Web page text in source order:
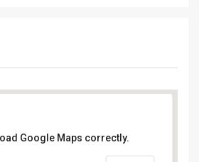
Google Maps correctly.